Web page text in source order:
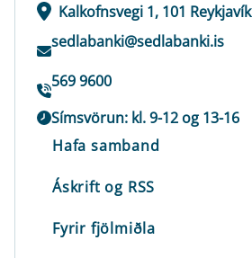
Kalkofnsvegi 1, 101 Reykjavík
sedlabanki@sedlabanki.is
569 9600
Símsvörun: kl. 9-12 og 13-16
Hafa samband
Áskrift og RSS
Fyrir fjölmiðla